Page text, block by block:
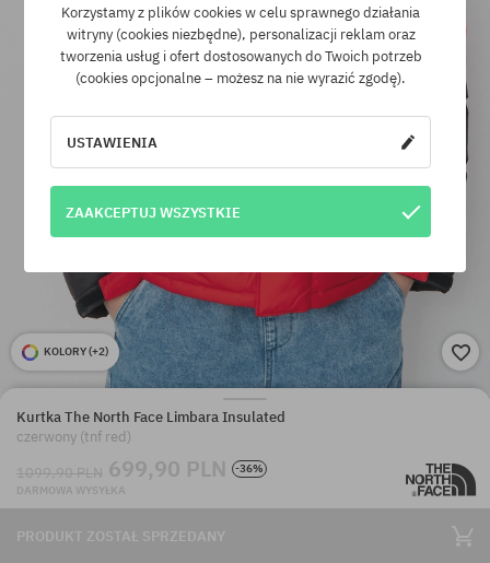
KOLORY (+2)
Kurtka The North Face Limbara Insulated
czerwony (tnf red)
1099,90 PLN 699,90 PLN
-36%
DARMOWA WYSYŁKA
PRODUKT ZOSTAŁ SPRZEDANY
Korzystamy z plików cookies w celu sprawnego działania
witryny (cookies niezbędne), personalizacji reklam oraz
tworzenia usług i ofert dostosowanych do Twoich potrzeb
(cookies opcjonalne – możesz na nie wyrazić zgodę).
USTAWIENIA
ZAAKCEPTUJ WSZYSTKIE